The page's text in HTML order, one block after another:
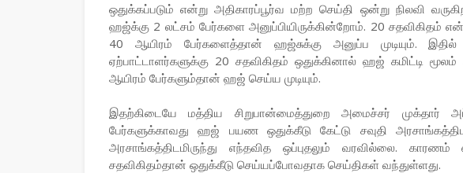
ஒதுக்கப்படும் என்று அதிகாரப்பூர்வ மற்ற செய்தி ஒன்று நிலவி
ஹஜ்க்கு 2 லட்சம் பேர்களை அனுப்பியிருக்கின்றோம். 20 சதவிகிதம்
40 ஆயிரம் பேர்களைத்தான் ஹஜ்சுக்கு அனுப்ப முடியும்.
ஏற்பாட்டாளர்களுக்கு 20 சதவிகிதம் ஒதுக்கினால் ஹஜ் கமிட்டி
ஆயிரம் பேர்களும்தான் ஹஜ் செய்ய முடியும்.
இதற்கிடையே மத்திய சிறுபான்மைத்துறை அமைச்சர் முக்தார்
பேர்களுக்காவது ஹஜ் பயண ஒதுக்கீடு கேட்டு சவுதி
அரசாங்கத்திடமிருந்து எந்தவித ஒப்புதலும் வரவில்லை.
சதவிகிதம்தான் ஒதுக்கீடு செய்யப்போவதாக செய்திகள் வந்துள்ளது.